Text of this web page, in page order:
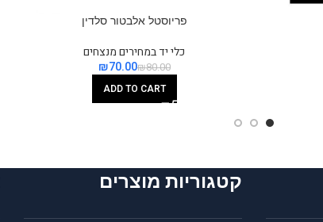
פריוסטל אלבטור סלדין
כלי יד במחירים מנצחים
₪80.00
₪70.00
ADD TO CART
קטגוריות מוצרים